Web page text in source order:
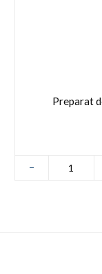
Preparat